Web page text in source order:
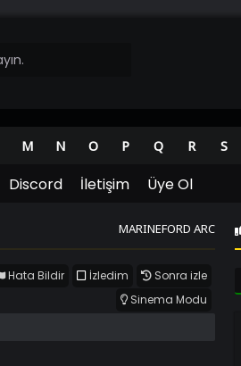
M N O P Q R S
Discord İletişim Üye Ol
MARINEFORD ARC
Sonra izle
İzledim
Hata Bildir
Sinema Modu